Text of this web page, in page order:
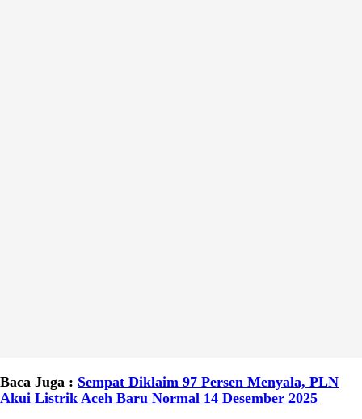
Baca Juga : Sempat Diklaim 97 Persen Menyala, PLN
Akui Listrik Aceh Baru Normal 14 Desember 2025